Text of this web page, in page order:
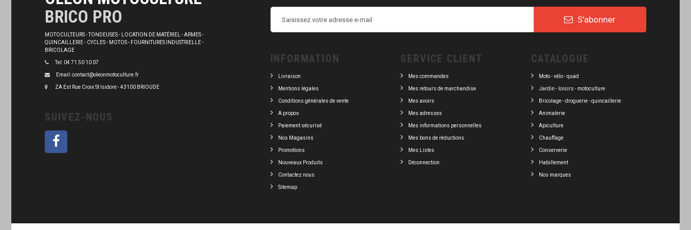
BRICO PRO
MOTOCULTEURS - TONDEUSES - LOCATION DE MATÉRIEL - ARMES -
QUINCAILLERIE - CYCLES - MOTOS - FOURNITURES INDUSTRIELLE -
BRICOLAGE
Tel: 04 71 50 10 07
Email: contact@oleonmotoculture.fr
ZA Est Rue Croix St Isidore - 43100 BRIOUDE
SUIVEZ-NOUS
S'abonner
INFORMATION
Livraison
Mentions légales
Conditions générales de vente
A propos
Paiement sécurisé
Nos Magasins
Promotions
Nouveaux Produits
Contactez nous
Sitemap
SERVICE CLIENT
Mes commandes
Mes retours de marchandise
Mes avoirs
Mes adresses
Mes informations personnelles
Mes bons de réductions
Mes Listes
Déconnection
CATALOGUE
Moto - vélo - quad
Jardin - loisirs - motoculture
Bricolage - droguerie - quincaillerie
Animalerie
Apiculture
Chauffage
Conserverie
Habillement
Nos marques